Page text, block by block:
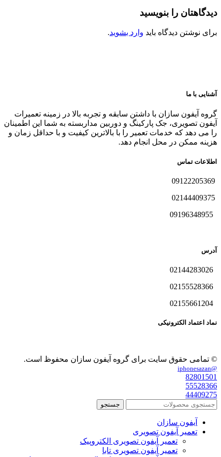
دیدگاهتان را بنویسید
برای نوشتن دیدگاه باید وارد بشوید.
آشنایی با ما
گروه آیفون سازان با داشتن سابقه و تجربه بالا در زمینه تعمیرات
آیفون تصویری، جک پارکینگ و دوربین مداربسته به شما این اطمینان
را می دهد که خدمات تعمیر را با بالاترین کیفیت و با حداقل زمان و
هزینه ممکن در محل انجام دهد.
اطلاعات تماس
آدرس
نماد اعتماد الکترونیکی
© تمامی حقوق سایت برای گروه آیفون سازان محفوظ است.
@iphonesazan
82801501
55528366
44409275
جستجو
آیفون سازان
تعمیر آیفون تصویری
تعمیر آیفون تصویری الکتروپیک
تعمیر آیفون تصویری تابا